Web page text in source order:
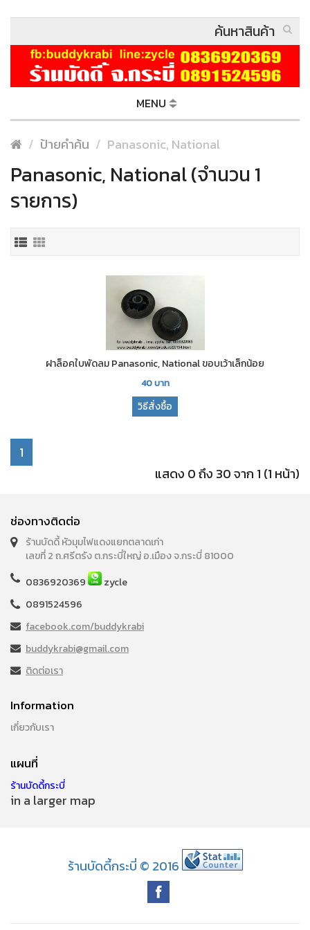
MENU
ป้ายคำค้น Panasonic, National
Panasonic, National (จำนวน 1
รายการ)
ฝาล็อคใบพัดลม Panasonic, National ขอบเว้าเล็กน้อย
40บาท
วิธีสั่งซื้อ
1
แสดง 0 ถึง 30 จาก 1 (1 หน้า)
ช่องทางติดต่อ
ร้านบัดดี้ หัวมุมไฟแดงแยกตลาดเก่า
เลขที่ 2 ถ.ศรีตรัง ต.กระบี่ใหญ่ อ.เมือง จ.กระบี่ 81000
0836920369
zycle
0891524596
facebook.com/buddykrabi
buddykrabi@gmail.com
ติดต่อเรา
Information
เกี่ยวกับเรา
แผนที่
ร้านบัดดี้กระบี่
in a larger map
ร้านบัดดี้กระบี่ © 2016